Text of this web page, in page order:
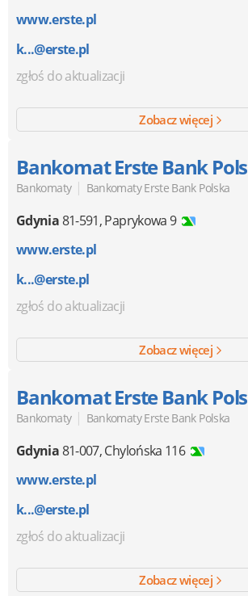
www.erste.pl
k...@erste.pl
zgłoś do aktualizacji
Zobacz więcej
Bankomat Erste Bank
Bankomaty | Bankomaty Erste Bank Polska
Gdynia81-591,Paprykowa 9
www.erste.pl
k...@erste.pl
zgłoś do aktualizacji
Zobacz więcej
Bankomat Erste Bank
Bankomaty | Bankomaty Erste Bank Polska
Gdynia81-007,Chylońska 116
www.erste.pl
k...@erste.pl
zgłoś do aktualizacji
Zobacz więcej